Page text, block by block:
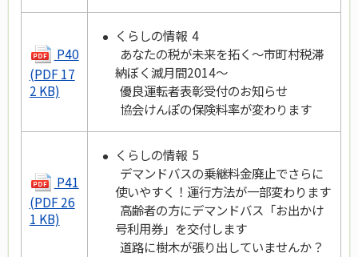
P40
(PDF 17
2 KB)
くらしの情報 4
あなたの税が未来を拓く～市町村税滞
納ぼく滅月間2014～
優良運転者表彰受付のお知らせ
協会けんぽの保険料率が変わります
P41
(PDF 26
1 KB)
くらしの情報 5
デマンドバスの乗継料金廃止でさらに
使いやすく！運行方法が一部変わります
高齢者の方にデマンドバス「お出かけ
号利用券」を交付します
道路に樹木が張り出していませんか？